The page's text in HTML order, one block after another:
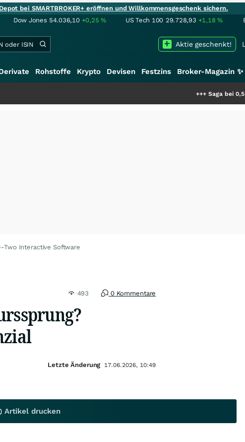
bei SMARTBROKER+ eröffnen und Willkommensgeschenk sichern.
Dow Jones 54.036,10 +0,25% US Tech 100 29.728,93 +1,18%
Aktie geschenkt!
Rohstoffe Krypto Devisen Festzins Broker-Magazin ✨
Saga bei 0,53 CAD:
Two Interactive Software
493 0 Kommentare
Letzte Änderung 17.06.2026, 10:49
Artikel drucken